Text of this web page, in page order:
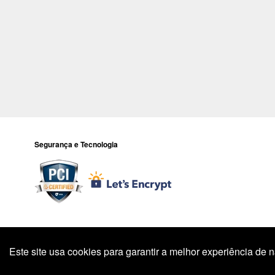
Segurança e Tecnologia
Endereço: R.
Este site usa cookies para garantir a melhor experiência de